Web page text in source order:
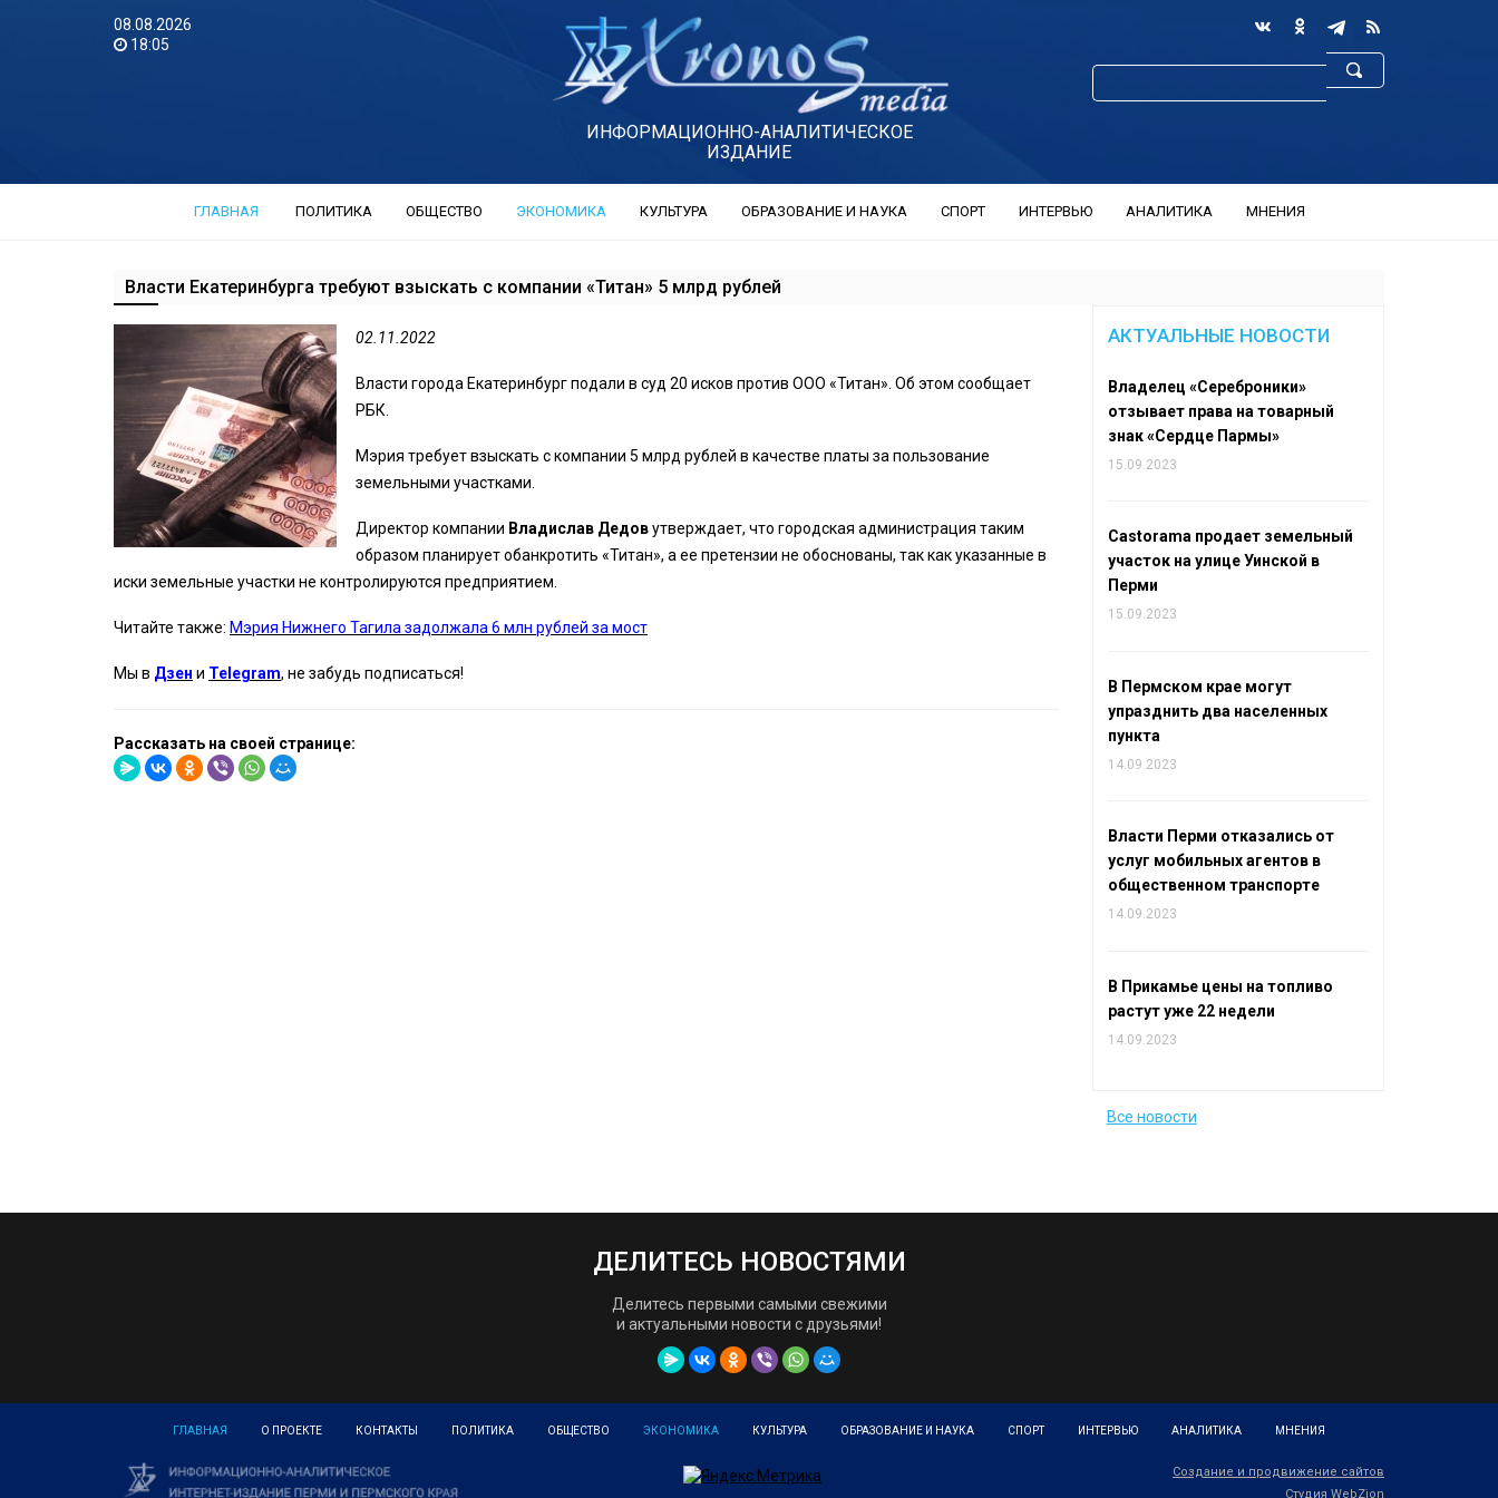
08.08.2026
18:05
ИНФОРМАЦИОННО-АНАЛИТИЧЕСКОЕ
ИЗДАНИЕ
ГЛАВНАЯ ПОЛИТИКА ОБЩЕСТВО ЭКОНОМИКА КУЛЬТУРА ОБРАЗОВАНИЕ И НАУКА СПОРТ ИНТЕРВЬЮ АНАЛИТИКА МНЕНИЯ
Власти Екатеринбурга требуют взыскать с компании «Титан» 5 млрд рублей
02.11.2022
Власти города Екатеринбург подали в суд 20 исков против ООО «Титан». Об этом сообщает
РБК.
Мэрия требует взыскать с компании 5 млрд рублей в качестве платы за пользование
земельными участками.
Директор компании Владислав Дедовутверждает, что городская администрация таким
образом планирует обанкротить «Титан», а ее претензии не обоснованы, так как указанные в
иски земельные участки не контролируются предприятием.
Читайте также: Мэрия Нижнего Тагила задолжала 6 млн рублей за мост
Мы в Дзен и Telegram, не забудь подписаться!
Рассказать на своей странице:
АКТУАЛЬНЫЕ НОВОСТИ
Владелец «Сереброники»
отзывает права на товарный
знак «Сердце Пармы»
15.09.2023
Castorama продает земельный
участок на улице Уинской в
Перми
15.09.2023
В Пермском крае могут
упразднить два населенных
пункта
14.09.2023
Власти Перми отказались от
услуг мобильных агентов в
общественном транспорте
14.09.2023
В Прикамье цены на топливо
растут уже 22 недели
14.09.2023
Все новости
ДЕЛИТЕСЬ НОВОСТЯМИ
Делитесь первыми самыми свежими
и актуальными новости с друзьями!
ГЛАВНАЯ О ПРОЕКТЕ КОНТАКТЫ ПОЛИТИКА ОБЩЕСТВО ЭКОНОМИКА КУЛЬТУРА ОБРАЗОВАНИЕ И НАУКА СПОРТ ИНТЕРВЬЮ АНАЛИТИКА МНЕНИЯ
Создание и продвижение сайтов
Студия WebZion